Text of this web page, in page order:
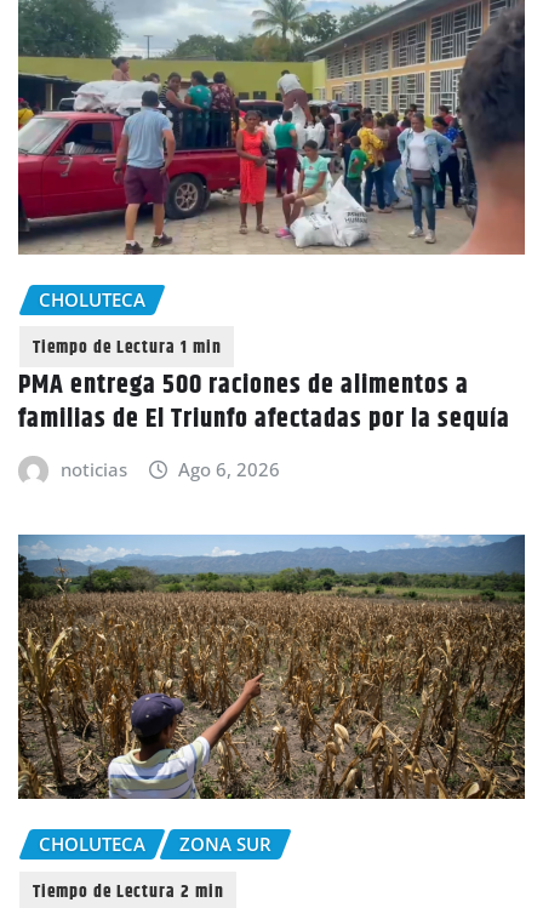
CHOLUTECA
PMA entrega 500 raciones de alimentos a
familias de El Triunfo afectadas por la sequía
noticias Ago 6, 2026
CHOLUTECA ZONA SUR